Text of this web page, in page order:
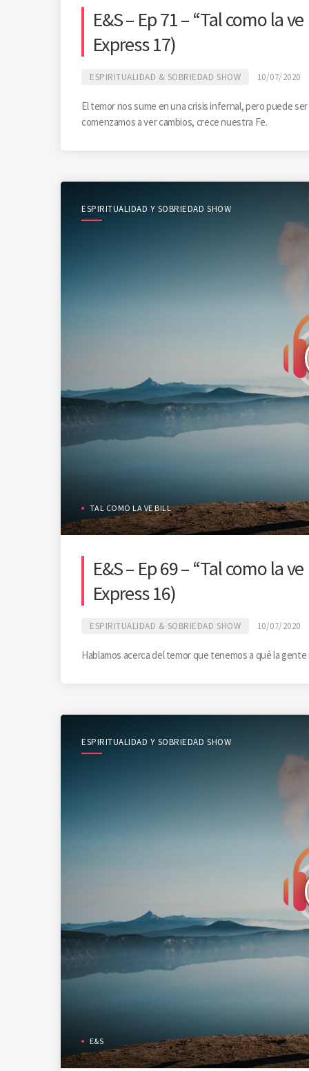
E&S – Ep 71 – “Tal como la
Express 17)
ESPIRITUALIDAD & SOBRIEDAD SHOW 10/07/2020
El temor nos sume en una crisis infernal, pero puede
comenzamos a ver cambios, crece nuestra Fe.
ESPIRITUALIDAD Y SOBRIEDAD SHOW
TAL COMO LA VE BILL
E&S – Ep 69 – “Tal como la
Express 16)
ESPIRITUALIDAD & SOBRIEDAD SHOW 10/07/2020
Hablamos acerca del temor que tenemos a qué la
ESPIRITUALIDAD Y SOBRIEDAD SHOW
E&S